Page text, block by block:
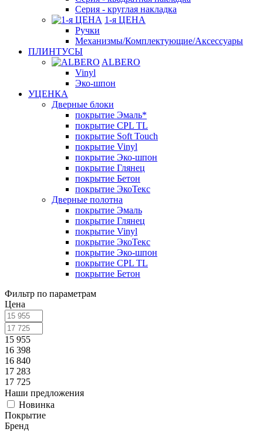
Серия - круглая накладка
1-я ЦЕНА
Ручки
Механизмы/Комплектующие/Аксессуары
ПЛИНТУСЫ
ALBERO
Vinyl
Эко-шпон
УЦЕНКА
Дверные блоки
покрытие Эмаль*
покрытие CPL TL
покрытие Soft Touch
покрытие Vinyl
покрытие Эко-шпон
покрытие Глянец
покрытие Бетон
покрытие ЭкоТекс
Дверные полотна
покрытие Эмаль
покрытие Глянец
покрытие Vinyl
покрытие ЭкоТекс
покрытие Эко-шпон
покрытие CPL TL
покрытие Бетон
Фильтр по параметрам
Цена
15 955
16 398
16 840
17 283
17 725
Наши предложения
Новинка
Покрытие
Бренд